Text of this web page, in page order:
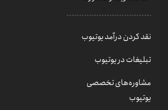
نقد کردن درآمد یوتیوب
تبلیغات در یوتیوب
مشاوره‌های تخصصی
یوتیوب